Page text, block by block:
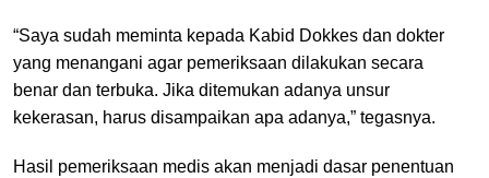
“Saya sudah meminta kepada Kabid Dokkes dan dokter
yang menangani agar pemeriksaan dilakukan secara
benar dan terbuka. Jika ditemukan adanya unsur
kekerasan, harus disampaikan apa adanya,” tegasnya.
Hasil pemeriksaan medis akan menjadi dasar penentuan